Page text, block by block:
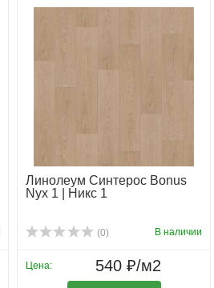
Линолеум Синтерос Bonus
Nyx 1 | Никс 1
(0) В наличии
Цена: 540 ₽/м2